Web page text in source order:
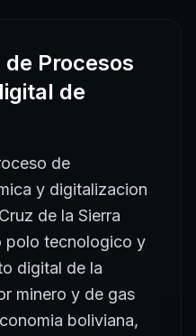
Procesos
de
de
y digitalizacion
de la Sierra
polo tecnologico y
digital de la
minero y de gas
boliviana,